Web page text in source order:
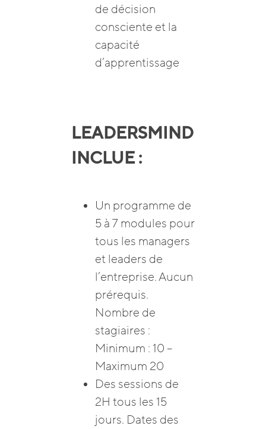
de décision
consciente et la
capacité
d’apprentissage
LEADERSMIND
INCLUE :
Un programme de
5 à 7 modules pour
tous les managers
et leaders de
l’entreprise. Aucun
prérequis.
Nombre de
stagiaires :
Minimum : 10 –
Maximum 20
Des sessions de
2H tous les 15
jours. Dates des